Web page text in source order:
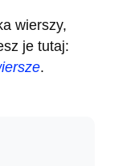
wierszy,
je tutaj:
.